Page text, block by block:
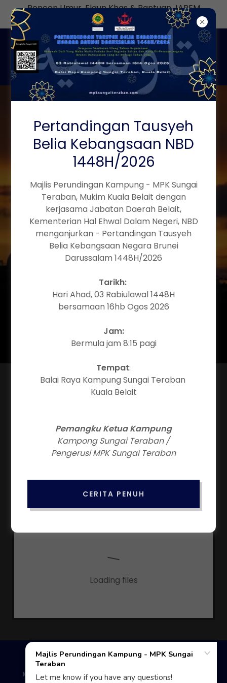
Pencen Umur, Elaun Khas & Bantuan JAPEM
bagi Julai ialah 27hb dan 28hb Julai 2026
INGIN
MELIBATKAN
DIRI SECARA
SUKARELA
UNTUK
MEMBANTU DAN
MEMAJUKAN
MASYARAKAT
ISI BORANG UNTUK MENJADI
BORANG DAFTAR BAGI
MPM/MPK
Download PDF
Loading files
COPYRIGHT © 2026 MAJLIS PERUNDINGAN
KAMPUNG - MPK SUNGAI TERABAN - ALL RIGHTS
Pertandingan Tausyeh
Belia Kebangsaan NBD
1448H/2026
Majlis Perundingan Kampung - MPK Sungai
Teraban, Mukim Kuala Belait dengan
kerjasama Jabatan Daerah Belait,
Kementerian Hal Ehwal Dalam Negeri, NBD
menganjurkan - Pertandingan Tausyeh
Belia Kebangsaan Negara Brunei
Darussalam 1448H/2026
Tarikh:
Hari Ahad, 03 Rabiulawal 1448H
bersamaan 16hb Ogos 2026
Jam:
Bermula jam 8:15 pagi
Tempat:
Balai Raya Kampung Sungai Teraban
Kuala Belait
Pemangku Ketua Kampung
Kampong Sungai Teraban /
Pengerusi MPK Sungai Teraban
CERITA PENUH